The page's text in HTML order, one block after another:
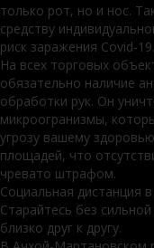
только рот, но и нос.
средству
риск заражения Covid-19.
На всех торговых
обязательно наличие
обработки рук. Он
микроогранизмы,
угрозу вашему
площадей, что
чревато штрафом.
Социальная дистанция
Старайтесь без
близко друг к другу.